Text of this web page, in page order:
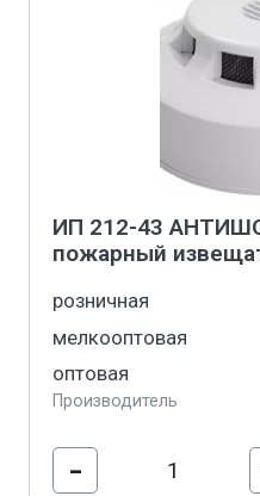
ИП 212-43
пожарный
розничная
мелкооптовая
оптовая
Производитель
-